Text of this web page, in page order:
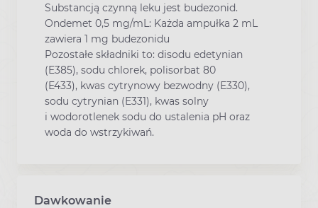
Substancją czynną leku jest budezonid.
Ondemet 0,5 mg/mL: Każda ampułka 2 mL
zawiera 1 mg budezonidu
Pozostałe składniki to: disodu edetynian
(E385), sodu chlorek, polisorbat 80
(E433), kwas cytrynowy bezwodny (E330),
sodu cytrynian (E331), kwas solny
i wodorotlenek sodu do ustalenia pH oraz
woda do wstrzykiwań.
Dawkowanie